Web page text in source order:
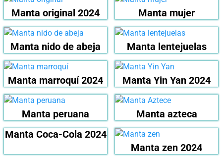
Manta original 2024 Manta mujer
Manta nido de abeja Manta lentejuelas
Manta marroquí 2024 Manta Yin Yan 2024
Manta peruana
Manta azteca
Manta Coca-Cola 2024
Manta zen 2024